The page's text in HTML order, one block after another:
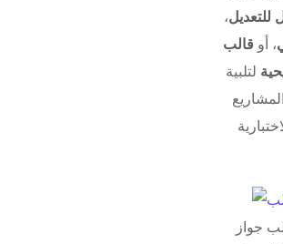
،
، أو قالب
لتلبية
جواز